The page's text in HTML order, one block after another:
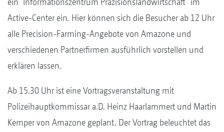
Active-Center ein. Hier können sich die Besucher ab 12 Uhr
alle Precision-Farming-Angebote von Amazone und
verschiedenen Partnerfirmen ausführlich vorstellen und
erklären lassen.
Ab 15.30 Uhr ist eine Vortragsveranstaltung mit
Polizeihauptkommissar a.D. Heinz Haarlammert und Martin
Kemper von Amazone geplant. Der Vortrag beleuchtet das